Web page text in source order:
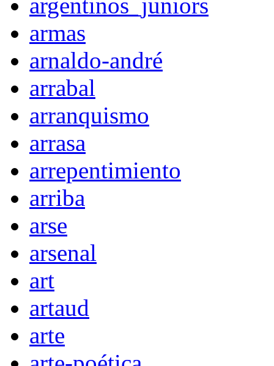
argentinos_juniors
armas
arnaldo-andré
arrabal
arranquismo
arrasa
arrepentimiento
arriba
arse
arsenal
art
artaud
arte